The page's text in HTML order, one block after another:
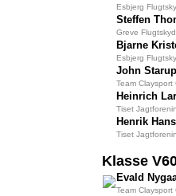
Esbjerg
Steffen
Greve
Bjarne
Esbjerg
John
Team Claysport
Heinrich
Tiset
Henrik
Tiset
Klasse
Evald
Team Claysport